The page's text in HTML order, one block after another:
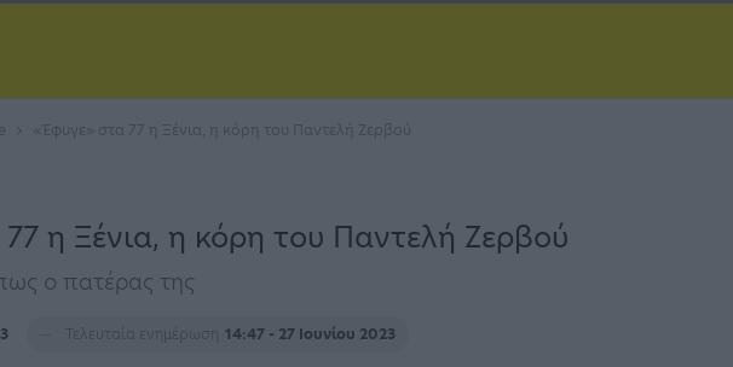
«Έφυγε» στα 77 η Ξένια, η κόρη του Παντελή Ζερβού
η Ξένια, η κόρη του Παντελή Ζερβού
ο πατέρας της
Τελευταία ενημέρωση 14:47 - 27 Ιουνίου 2023